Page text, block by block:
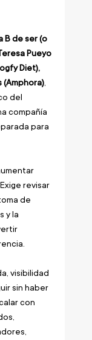
B de ser (o
Pueyo
Diet),
(Amphora),
del
compañía
para
revisar
de
y la
visibilidad
sin haber
con